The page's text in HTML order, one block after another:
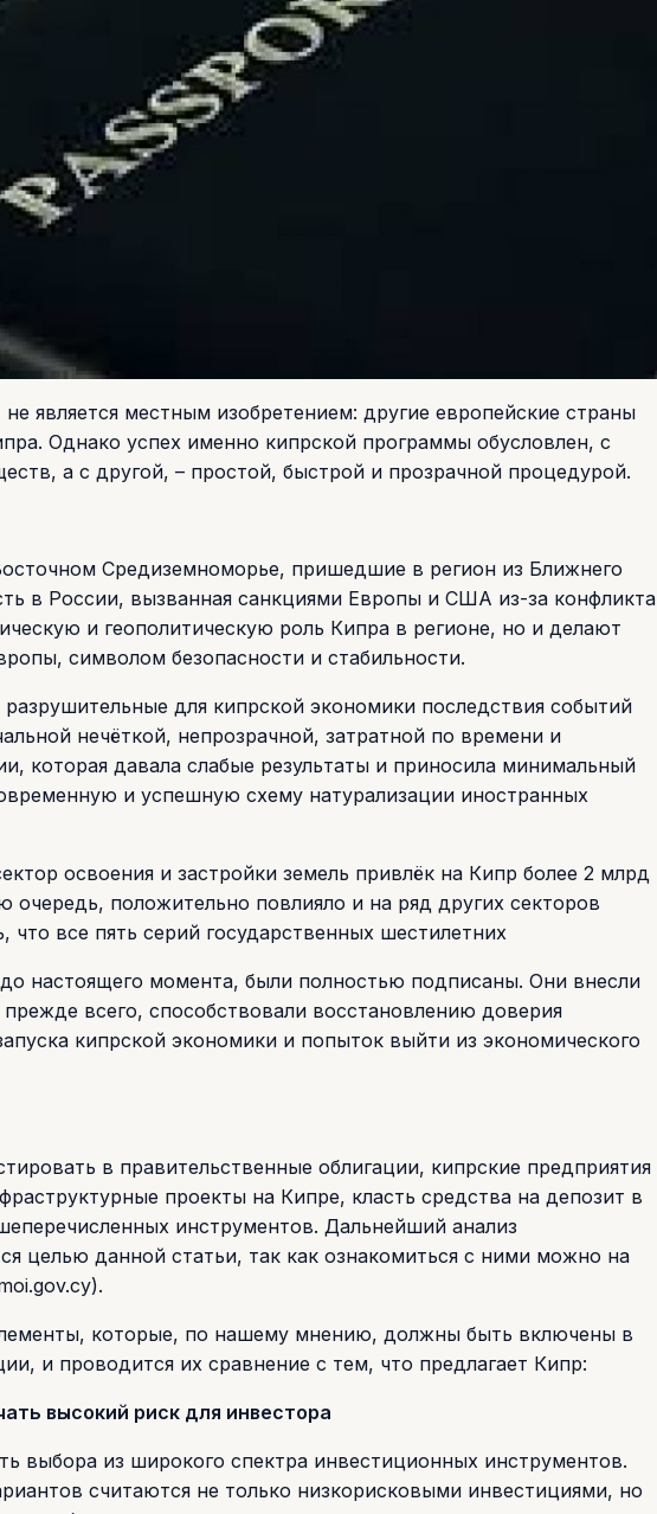
является местным изобретением: другие европейские страны
Однако успех именно кипрской программы обусловлен, с
а с другой, – простой, быстрой и прозрачной процедурой.
Средиземноморье, пришедшие в регион из Ближнего
в России, вызванная санкциями Европы и США из-за конфликта
и геополитическую роль Кипра в регионе, но и делают
символом безопасности и стабильности.
для кипрской экономики последствия событий
нечёткой, непрозрачной, затратной по времени и
которая давала слабые результаты и приносила минимальный
и успешную схему натурализации иностранных
освоения и застройки земель привлёк на Кипр более 2 млрд
очередь, положительно повлияло и на ряд других секторов
все пять серий государственных шестилетних
настоящего момента, были полностью подписаны. Они внесли
всего, способствовали восстановлению доверия
кипрской экономики и попыток выйти из экономического
в правительственные облигации, кипрские предприятия
проекты на Кипре, класть средства на депозит в
инструментов. Дальнейший анализ
целью данной статьи, так как ознакомиться с ними можно на
которые, по нашему мнению, должны быть включены в
и проводится их сравнение с тем, что предлагает Кипр:
высокий риск для инвестора
выбора из широкого спектра инвестиционных инструментов.
считаются не только низкорисковыми инвестициями, но